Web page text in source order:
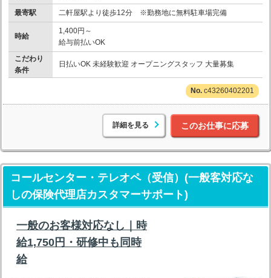
最寄駅 二軒屋駅より徒歩12分 ※勤務地に無料駐車場完備
時給
1,400円～
給与前払いOK
こだわり
条件
日払いOK 未経験歓迎 オープニングスタッフ 大量募集
c43260402201
詳細を見る このお仕事に応募
コールセンター・テレオペ（受信）(一般客対応な
しの保険代理店カスタマーサポート)
一般のお客様対応なし｜時
給1,750円・研修中も同時
給